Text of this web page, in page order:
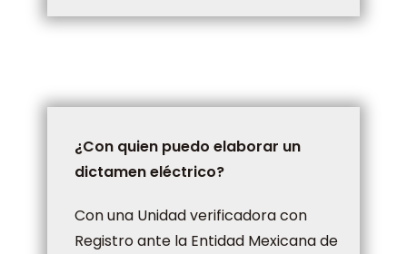
¿Con quien puedo elaborar un
dictamen eléctrico?
Con una Unidad verificadora con
Registro ante la Entidad Mexicana de